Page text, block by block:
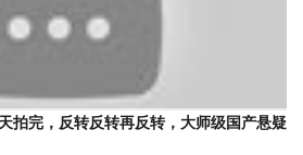
拍完，反转反转再反转，大师级国产悬疑